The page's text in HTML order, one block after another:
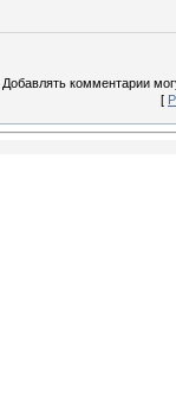
Добавлять комментарии
[